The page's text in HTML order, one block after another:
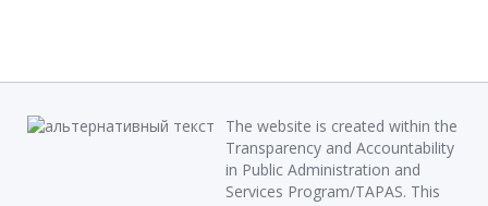
The website is created within the
Transparency and Accountability
in Public Administration and
Services Program/TAPAS. This